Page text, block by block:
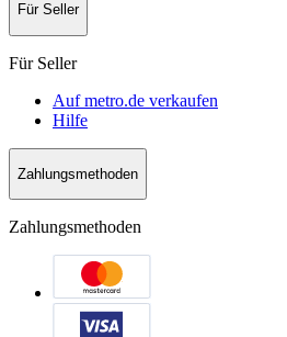
Für Seller
Für Seller
Auf metro.de verkaufen
Hilfe
Zahlungsmethoden
Zahlungsmethoden